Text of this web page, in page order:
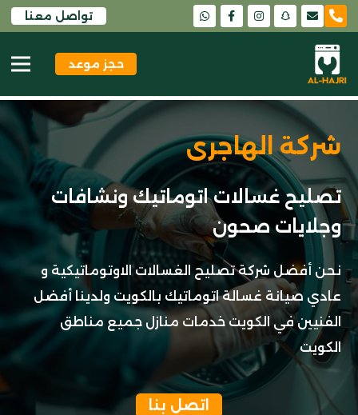
snapchat تواصل معنا
حجز موعد
شركة الهاجرى
تصليح غسالات اتوماتيك ونشافات
وجلايات صحون
نحن أفضل شركة تصليح الغسالات الاوتوماتيكية و
عادي صيانة غسالة اتوماتيك بالكويت ولدينا أفضل
الفنيين في الكويت خدمات منازل جميع مناطق
الكويت
اتصل بنا